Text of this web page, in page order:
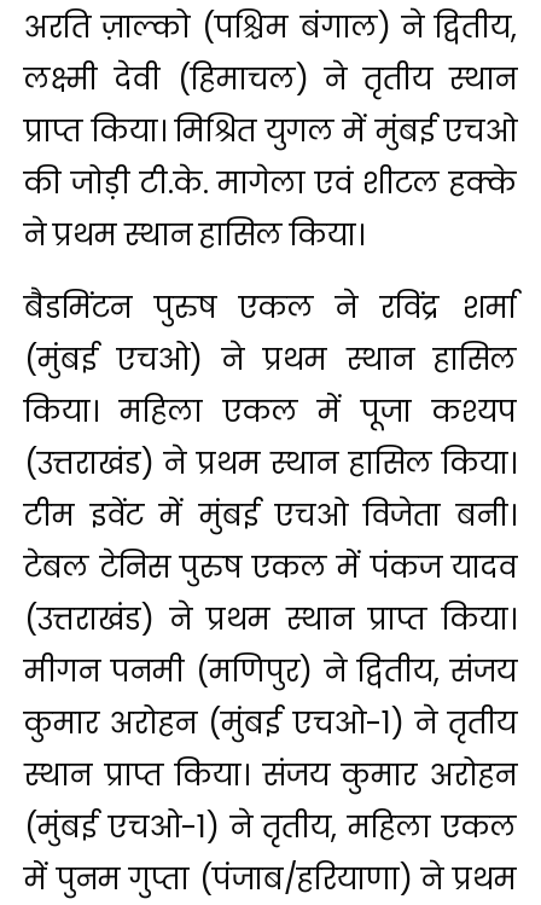
अरति ज़ाल्को (पश्चिम बंगाल) ने द्वितीय,
लक्ष्मी देवी (हिमाचल) ने तृतीय स्थान
प्राप्त किया। मिश्रित युगल में मुंबई एचओ
की जोड़ी टी.के. मागेला एवं शीटल हक्के
ने प्रथम स्थान हासिल किया।
बैडमिंटन पुरुष एकल ने रविंद्र शर्मा
(मुंबई एचओ) ने प्रथम स्थान हासिल
किया। महिला एकल में पूजा कश्यप
(उत्तराखंड) ने प्रथम स्थान हासिल किया।
टीम इवेंट में मुंबई एचओ विजेता बनी।
टेबल टेनिस पुरुष एकल में पंकज यादव
(उत्तराखंड) ने प्रथम स्थान प्राप्त किया।
मीगन पनमी (मणिपुर) ने द्वितीय, संजय
कुमार अरोहन (मुंबई एचओ-1) ने तृतीय
स्थान प्राप्त किया। संजय कुमार अरोहन
(मुंबई एचओ-1) ने तृतीय, महिला एकल
में पुनम गुप्ता (पंजाब/हरियाणा) ने प्रथम